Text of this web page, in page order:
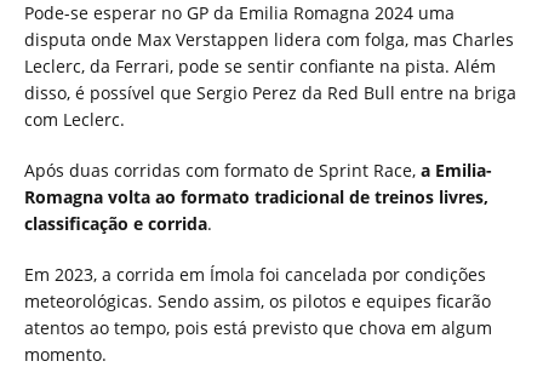
Pode-se esperar no GP da Emilia Romagna 2024 uma
disputa onde Max Verstappen lidera com folga, mas Charles
Leclerc, da Ferrari, pode se sentir confiante na pista. Além
disso, é possível que Sergio Perez da Red Bull entre na briga
com Leclerc.
Após duas corridas com formato de Sprint Race, a Emilia-
Romagna volta ao formato tradicional de treinos livres,
classificação e corrida.
Em 2023, a corrida em Ímola foi cancelada por condições
meteorológicas. Sendo assim, os pilotos e equipes ficarão
atentos ao tempo, pois está previsto que chova em algum
momento.